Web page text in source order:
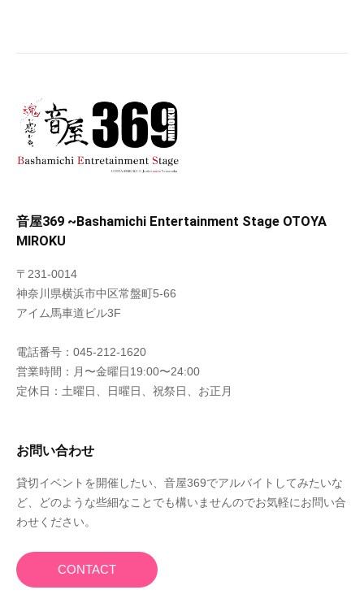
音屋369 ~Bashamichi Entertainment Stage OTOYA
MIROKU
〒231-0014
神奈川県横浜市中区常盤町5-66
アイム馬車道ビル3F
電話番号：045-212-1620
営業時間：月〜金曜日19:00〜24:00
定休日：土曜日、日曜日、祝祭日、お正月
お問い合わせ
貸切イベントを開催したい、音屋369でアルバイトしてみたいな
ど、どのような些細なことでも構いませんのでお気軽にお問い合
わせください。
CONTACT